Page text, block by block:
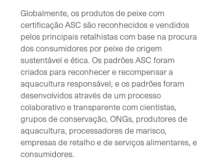
Globalmente, os produtos de peixe com
certificação ASC são reconhecidos e vendidos
pelos principais retalhistas com base na procura
dos consumidores por peixe de origem
sustentável e ética. Os padrões ASC foram
criados para reconhecer e recompensar a
aquacultura responsável, e os padrões foram
desenvolvidos através de um processo
colaborativo e transparente com cientistas,
grupos de conservação, ONGs, produtores de
aquacultura, processadores de marisco,
empresas de retalho e de serviços alimentares, e
consumidores.